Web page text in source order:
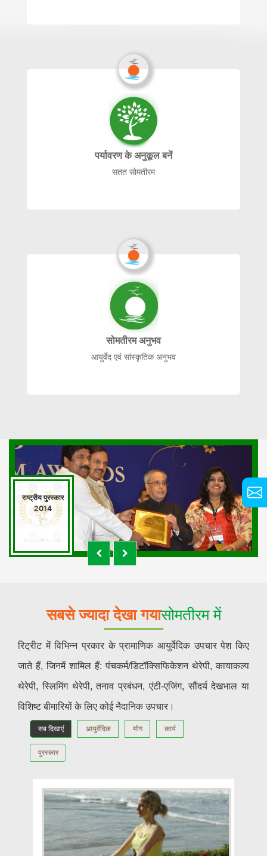
पर्यावरण के अनुकूल बनें
सतत सोमतीरम
सोमतीरम अनुभव
आयुर्वेद एवं सांस्कृतिक अनुभव
राष्ट्रीय पुरस्कार
2014
सबसे ज्यादा देखा गयासोमतीरम में
रिट्रीट में विभिन्न प्रकार के प्रामाणिक आयुर्वेदिक उपचार पेश किए
जाते हैं, जिनमें शामिल हैं: पंचकर्म/डिटॉक्सिफिकेशन थेरेपी, कायाकल्प
थेरेपी, स्लिमिंग थेरेपी, तनाव प्रबंधन, एंटी-एजिंग, सौंदर्य देखभाल या
विशिष्ट बीमारियों के लिए कोई नैदानिक उपचार।
सब दिखाएं आयुर्वेदिक योग कार्य
पुरस्कार